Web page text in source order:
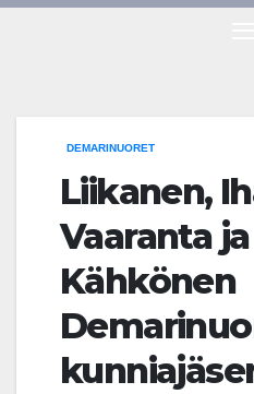
DEMARINUORET
Liikanen,
Vaaranta ja
Kähkönen